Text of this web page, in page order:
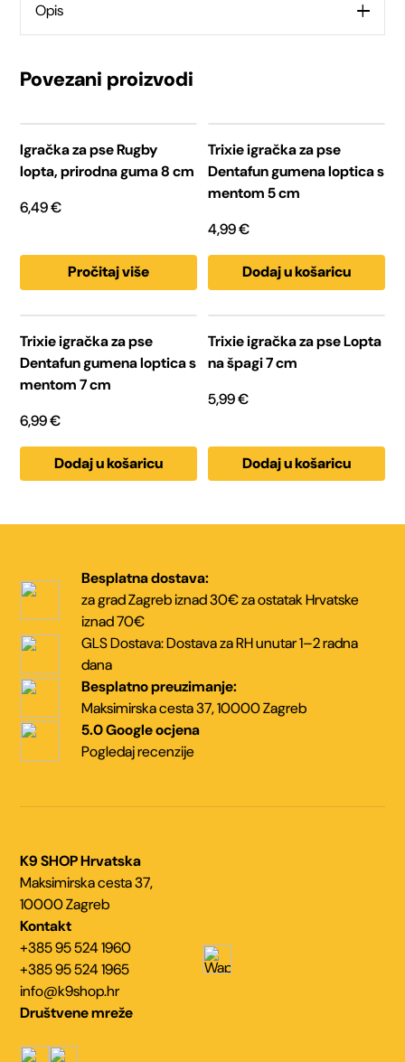
pse
Narančasta
količina
Opis
Povezani proizvodi
Igračka za pse Rugby
lopta, prirodna guma 8 cm
6,49€
Pročitaj više
Trixie igračka za pse
Dentafun gumena loptica s
mentom 5 cm
4,99€
Dodaj u košaricu
Trixie igračka za pse
Dentafun gumena loptica s
mentom 7 cm
6,99€
Dodaj u košaricu
Trixie igračka za pse Lopta
na špagi 7 cm
5,99€
Dodaj u košaricu
Besplatna dostava:
za grad Zagreb iznad 30€za ostatak Hrvatske
iznad 70€
GLS Dostava:Dostava za RH unutar1–2 radna
dana
Besplatno preuzimanje:
Maksimirska cesta 37,10000 Zagreb
5.0 Google ocjena
Pogledaj recenzije
K9 SHOP Hrvatska
Maksimirska cesta 37,
10000 Zagreb
Kontakt
+385 95 524 1960
+385 95 524 1965
info@k9shop.hr
Društvene mreže